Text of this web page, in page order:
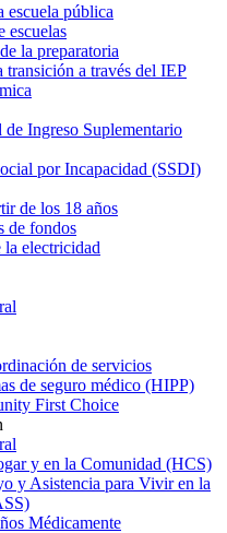
escuela pública
escuelas
la preparatoria
transición a través del IEP
Ingreso Suplementario
por Incapacidad (SSDI)
de los 18 años
de fondos
la electricidad
de servicios
de seguro médico (HIPP)
First Choice
y en la Comunidad (HCS)
y Asistencia para Vivir en la
Médicamente